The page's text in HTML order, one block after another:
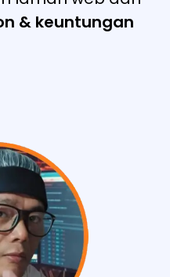
& keuntungan